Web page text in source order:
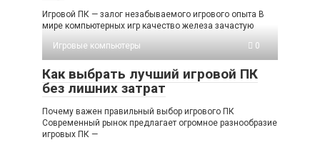
Игровой ПК — залог незабываемого игрового опыта В
мире компьютерных игр качество железа зачастую
Игровые компьютеры
0
Как выбрать лучший игровой ПК
без лишних затрат
Почему важен правильный выбор игрового ПК
Современный рынок предлагает огромное разнообразие
игровых ПК —